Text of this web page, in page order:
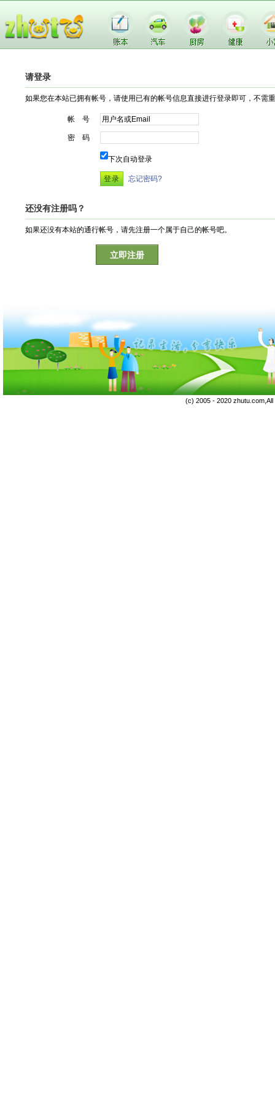
请登录
如果您在本站已拥有帐号，请使用已有的帐号信息直接进行登录即可，不需
帐 号
密 码
下次自动登录
忘记密码?
还没有注册吗？
如果还没有本站的通行帐号，请先注册一个属于自己的帐号吧。
立即注册
(c) 2005 - 2020